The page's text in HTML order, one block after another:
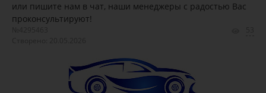
или пишите нам в чат, наши менеджеры с радостью Вас
проконсультируют!